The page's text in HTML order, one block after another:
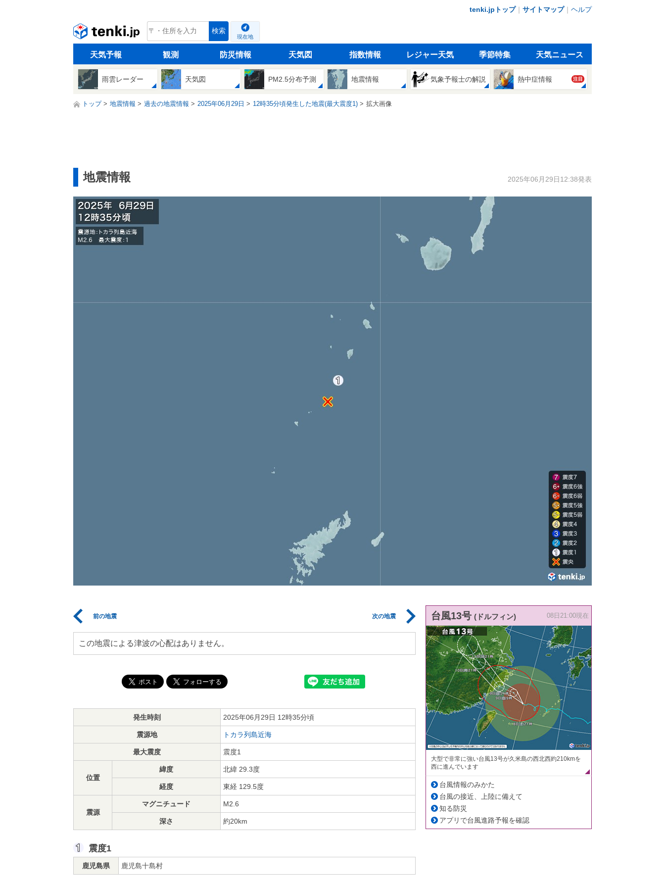
tenki.jpトップ｜ サイトマップ｜ ヘルプ
tenki.jp 検索
現在地
天気予報 観測 防災情報 天気図 指数情報 レジャー天気 季節特集 天気ニュース
雨雲レーダー 天気図 PM2.5分布予測 地震情報 気象予報士の解説 熱中症情報 注目
トップ 地震情報 過去の地震情報 2025年06月29日 12時35分頃発生した地震(最大震度1) 拡大画像
地震情報 2025年06月29日12:38発表
前の地震 次の地震
この地震による津波の心配はありません。
発生時刻 2025年06月29日 12時35分頃
震源地 トカラ列島近海
最大震度 震度1
位置
緯度 北緯 29.3度
経度 東経 129.5度
震源
マグニチュード M2.6
深さ 約20km
震度1
鹿児島県 鹿児島十島村
台風13号 (ドルフィン) 08日21:00現在
大型で非常に強い台風13号が久米島の西北西約210kmを
西に進んでいます
台風情報のみかた
台風の接近、上陸に備えて
知る防災
アプリで台風進路予報を確認